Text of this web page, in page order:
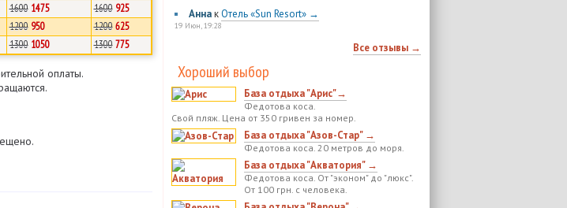
1600 1475 1600 925
1200 950 1200 625
1300 1050 1300 775
оплаты.
АннакОтель «Sun Resort» →
19 Июн, 19:28
Все отзывы →
Хороший выбор
База отдыха "Арис"→
Федотова коса.
Свой пляж. Цена от 350 гривен за номер.
База отдыха "Азов-Стар" →
Федотова коса. 20 метров до моря.
База отдыха "Акватория" →
Федотова коса. От "эконом" до "люкс".
От 100 грн. с человека.